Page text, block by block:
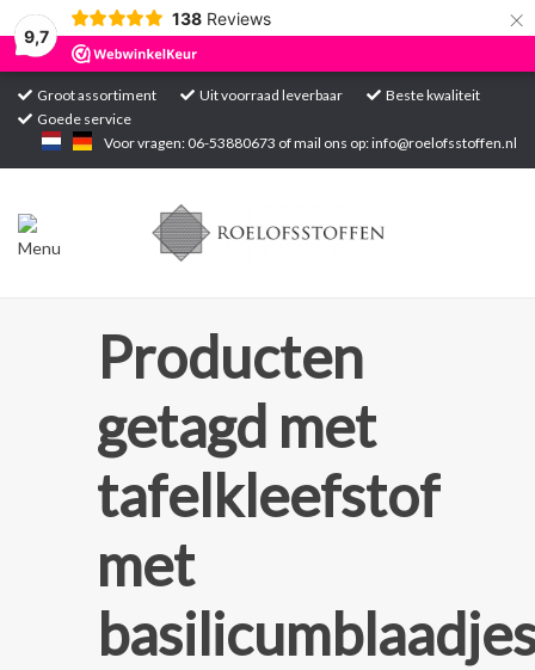
9,7
138 Reviews ×
Groot assortiment Uit voorraad leverbaar
Beste kwaliteit
Goede service
Voor vragen: 06-53880673 of mail ons op:info@roelofsstoffen.nl
Home
Producten
getagd met
tafelkleefstof
met